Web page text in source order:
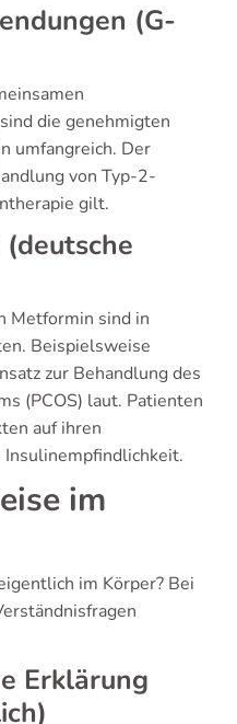
(G-
die genehmigten
umfangreich. Der
von Typ-2-
gilt.
Metformin sind in
Beispielsweise
zur Behandlung des
(PCOS) laut. Patienten
auf ihren
im
im Körper? Bei
Erklärung